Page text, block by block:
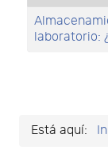
laboratorio:
Está aquí: